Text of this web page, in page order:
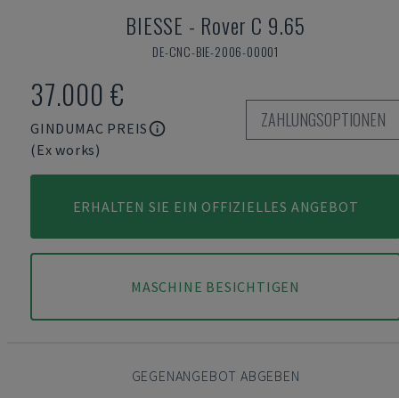
BIESSE - Rover C 9.65
DE-CNC-BIE-2006-00001
37.000 €
GINDUMAC PREIS
(Ex works)
ZAHLUNGSOPTIONEN
ERHALTEN SIE EIN OFFIZIELLES ANGEBOT
MASCHINE BESICHTIGEN
GEGENANGEBOT ABGEBEN